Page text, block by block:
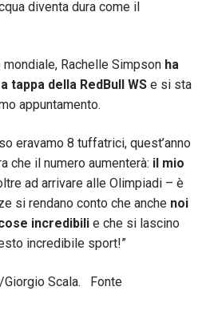
diventa dura come il
Rachelle Simpson ha
tappa della RedBull WS e si sta
appuntamento.
eravamo 8 tuffatrici, quest’anno
che il numero aumenterà: il mio
ad arrivare alle Olimpiadi – è
si rendano conto che anche noi
incredibili e che si lascino
incredibile sport!”
Giorgio Scala. Fonte